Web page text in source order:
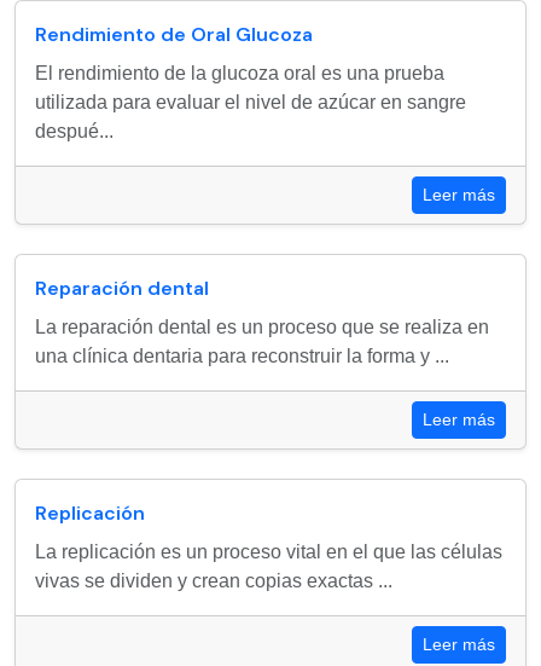
Rendimiento de Oral Glucoza
El rendimiento de la glucoza oral es una prueba
utilizada para evaluar el nivel de azúcar en sangre
despué...
Leer más
Reparación dental
La reparación dental es un proceso que se realiza en
una clínica dentaria para reconstruir la forma y ...
Leer más
Replicación
La replicación es un proceso vital en el que las células
vivas se dividen y crean copias exactas ...
Leer más